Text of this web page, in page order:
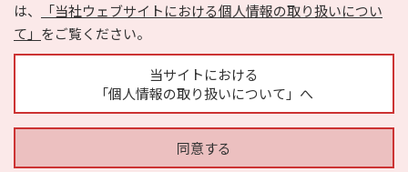
は、
「当社ウェブサイトにおける個人情報の取り扱いについ
て」 をご覧ください。
当サイトにおける
「個人情報の取り扱いについて」へ
同意する
Copyright © HYOJITO.Co.,Ltd. All Rights Reserved.